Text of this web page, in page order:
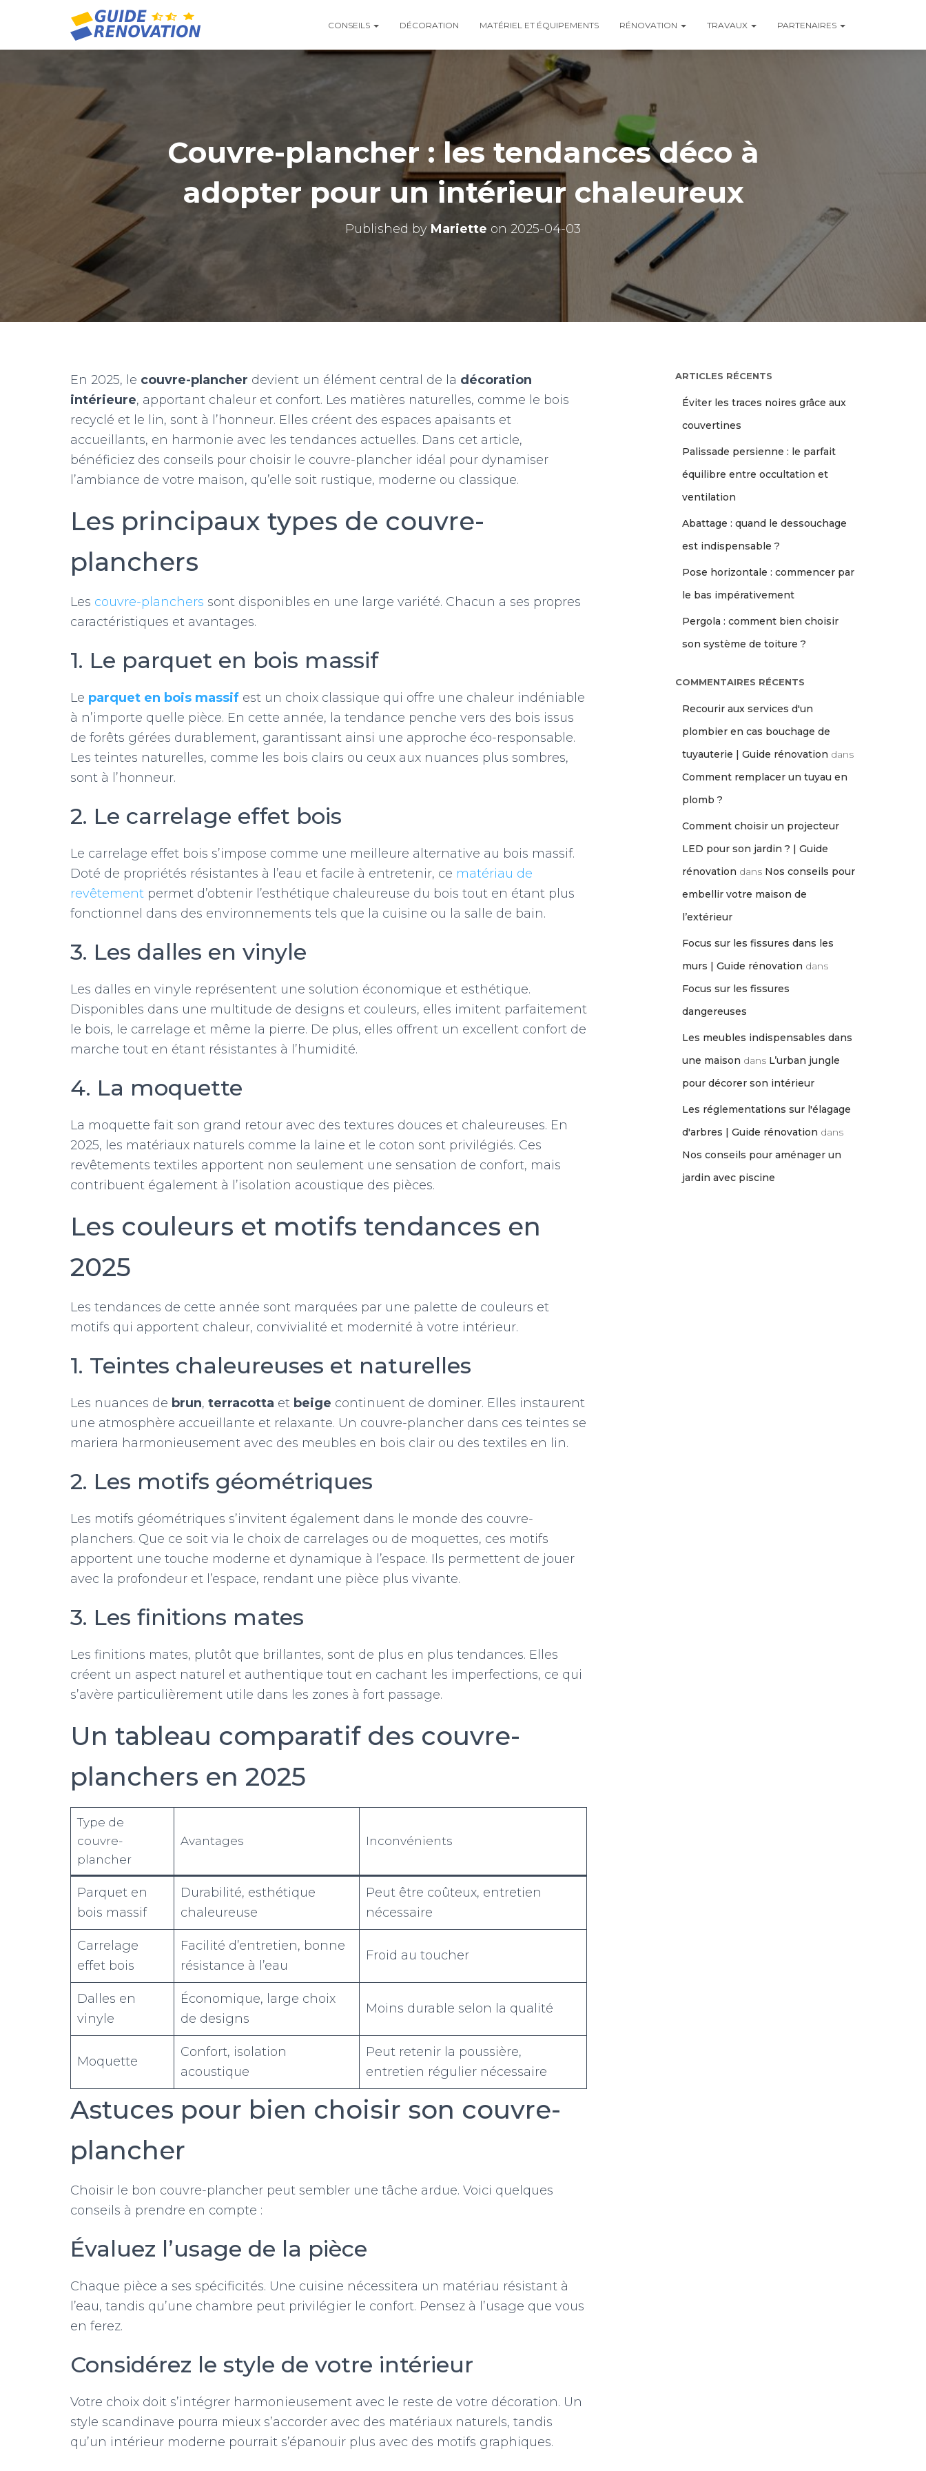
CONSEILS DÉCORATION MATÉRIEL ET ÉQUIPEMENTS RÉNOVATION TRAVAUX PARTENAIRES
Couvre-plancher : les tendances déco à
adopter pour un intérieur chaleureux
Published byMariette on 2025-04-03
En 2025, le couvre-plancher devient un élément central de la décoration
intérieure, apportant chaleur et confort. Les matières naturelles, comme le bois
recyclé et le lin, sont à l’honneur. Elles créent des espaces apaisants et
accueillants, en harmonie avec les tendances actuelles. Dans cet article,
bénéficiez des conseils pour choisir le couvre-plancher idéal pour dynamiser
l’ambiance de votre maison, qu’elle soit rustique, moderne ou classique.
Les principaux types de couvre-
planchers
Les couvre-planchers sont disponibles en une large variété. Chacun a ses propres
caractéristiques et avantages.
1. Le parquet en bois massif
Le parquet en bois massif est un choix classique qui offre une chaleur indéniable
à n’importe quelle pièce. En cette année, la tendance penche vers des bois issus
de forêts gérées durablement, garantissant ainsi une approche éco-responsable.
Les teintes naturelles, comme les bois clairs ou ceux aux nuances plus sombres,
sont à l’honneur.
2. Le carrelage effet bois
Le carrelage effet bois s’impose comme une meilleure alternative au bois massif.
Doté de propriétés résistantes à l’eau et facile à entretenir, ce matériau de
revêtement permet d’obtenir l’esthétique chaleureuse du bois tout en étant plus
fonctionnel dans des environnements tels que la cuisine ou la salle de bain.
3. Les dalles en vinyle
Les dalles en vinyle représentent une solution économique et esthétique.
Disponibles dans une multitude de designs et couleurs, elles imitent parfaitement
le bois, le carrelage et même la pierre. De plus, elles offrent un excellent confort de
marche tout en étant résistantes à l’humidité.
4. La moquette
La moquette fait son grand retour avec des textures douces et chaleureuses. En
2025, les matériaux naturels comme la laine et le coton sont privilégiés. Ces
revêtements textiles apportent non seulement une sensation de confort, mais
contribuent également à l’isolation acoustique des pièces.
Les couleurs et motifs tendances en
2025
Les tendances de cette année sont marquées par une palette de couleurs et
motifs qui apportent chaleur, convivialité et modernité à votre intérieur.
1. Teintes chaleureuses et naturelles
Les nuances de brun, terracotta et beige continuent de dominer. Elles instaurent
une atmosphère accueillante et relaxante. Un couvre-plancher dans ces teintes se
mariera harmonieusement avec des meubles en bois clair ou des textiles en lin.
2. Les motifs géométriques
Les motifs géométriques s’invitent également dans le monde des couvre-
planchers. Que ce soit via le choix de carrelages ou de moquettes, ces motifs
apportent une touche moderne et dynamique à l’espace. Ils permettent de jouer
avec la profondeur et l’espace, rendant une pièce plus vivante.
3. Les finitions mates
Les finitions mates, plutôt que brillantes, sont de plus en plus tendances. Elles
créent un aspect naturel et authentique tout en cachant les imperfections, ce qui
s’avère particulièrement utile dans les zones à fort passage.
Un tableau comparatif des couvre-
planchers en 2025
Type de
couvre-
plancher
Avantages Inconvénients
Parquet en
bois massif
Durabilité, esthétique
chaleureuse
Peut être coûteux, entretien
nécessaire
Carrelage
effet bois
Facilité d’entretien, bonne
résistance à l’eau
Froid au toucher
Dalles en
vinyle
Économique, large choix
de designs
Moins durable selon la qualité
Moquette
Confort, isolation
acoustique
Peut retenir la poussière,
entretien régulier nécessaire
Astuces pour bien choisir son couvre-
plancher
Choisir le bon couvre-plancher peut sembler une tâche ardue. Voici quelques
conseils à prendre en compte :
Évaluez l’usage de la pièce
Chaque pièce a ses spécificités. Une cuisine nécessitera un matériau résistant à
l’eau, tandis qu’une chambre peut privilégier le confort. Pensez à l’usage que vous
en ferez.
Considérez le style de votre intérieur
Votre choix doit s’intégrer harmonieusement avec le reste de votre décoration. Un
style scandinave pourra mieux s’accorder avec des matériaux naturels, tandis
qu’un intérieur moderne pourrait s’épanouir plus avec des motifs graphiques.
ARTICLES RÉCENTS
Éviter les traces noires grâce aux
couvertines
Palissade persienne : le parfait
équilibre entre occultation et
ventilation
Abattage : quand le dessouchage
est indispensable ?
Pose horizontale : commencer par
le bas impérativement
Pergola : comment bien choisir
son système de toiture ?
COMMENTAIRES RÉCENTS
Recourir aux services d'un
plombier en cas bouchage de
tuyauterie | Guide rénovation dans
Comment remplacer un tuyau en
plomb ?
Comment choisir un projecteur
LED pour son jardin ? | Guide
rénovation dans Nos conseils pour
embellir votre maison de
l’extérieur
Focus sur les fissures dans les
murs | Guide rénovation dans
Focus sur les fissures
dangereuses
Les meubles indispensables dans
une maison dans L’urban jungle
pour décorer son intérieur
Les réglementations sur l'élagage
d'arbres | Guide rénovation dans
Nos conseils pour aménager un
jardin avec piscine